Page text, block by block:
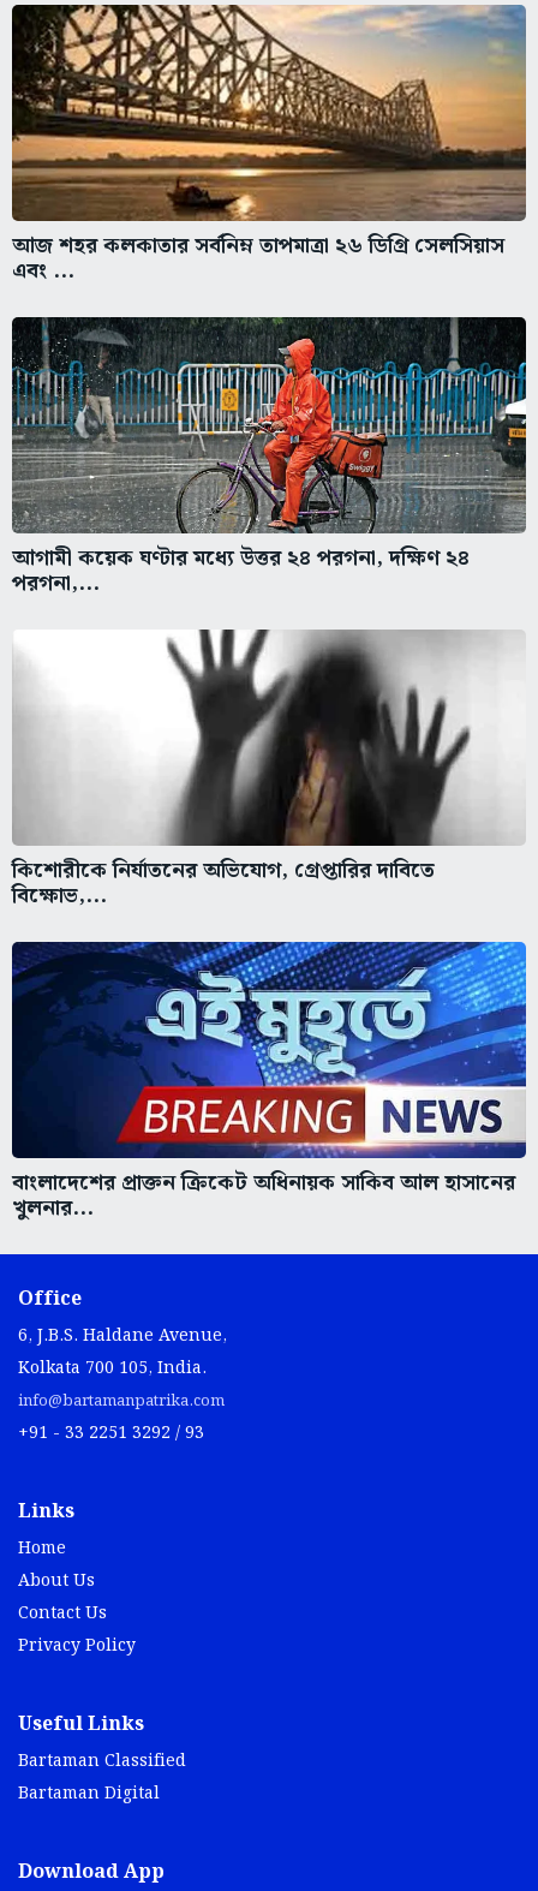
আজ শহর কলকাতার সর্বনিম্ন তাপমাত্রা ২৬ ডিগ্রি সেলসিয়াস
এবং ...
আগামী কয়েক ঘণ্টার মধ্যে উত্তর ২৪ পরগনা, দক্ষিণ ২৪
পরগনা,...
কিশোরীকে নির্যাতনের অভিযোগ, গ্রেপ্তারির দাবিতে
বিক্ষোভ,...
বাংলাদেশের প্রাক্তন ক্রিকেট অধিনায়ক সাকিব আল হাসানের
খুলনার...
Office
6, J.B.S. Haldane Avenue,
Kolkata 700 105, India.
info@bartamanpatrika.com
+91 - 33 2251 3292 / 93
Links
Home
About Us
Contact Us
Privacy Policy
Useful Links
Bartaman Classified
Bartaman Digital
Download App